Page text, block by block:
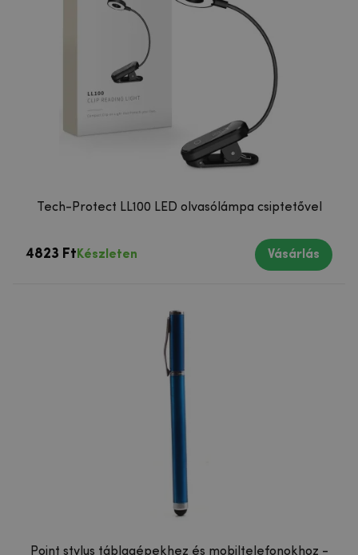
Tech-Protect LL100 LED olvasólámpa csiptetővel
4823 Ft Készleten Vásárlás
Point stylus táblagépekhez és mobiltelefonokhoz -